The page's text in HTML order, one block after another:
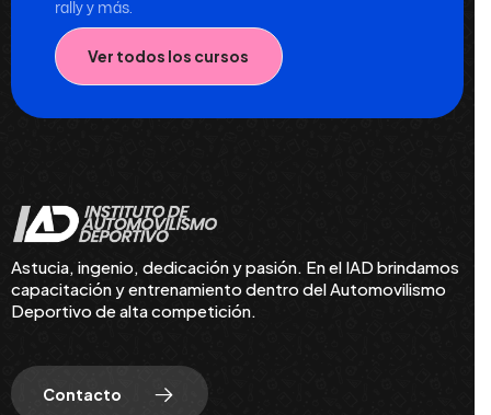
rally y más.
Ver todos los cursos
Astucia, ingenio, dedicación y pasión. En el IAD brindamos
capacitación y entrenamiento dentro del Automovilismo
Deportivo de alta competición.
Contacto